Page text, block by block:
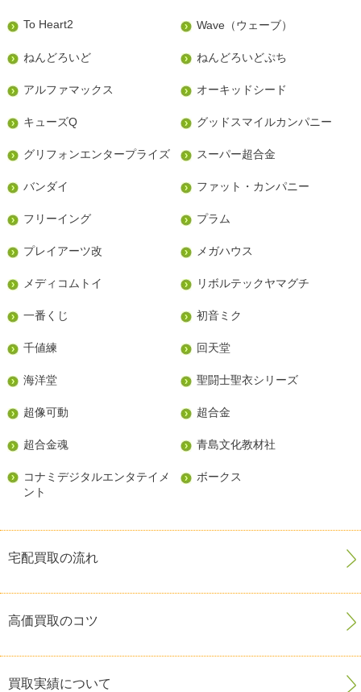
To Heart2 Wave（ウェーブ）
ねんどろいど ねんどろいどぷち
アルファマックス オーキッドシード
キューズQ グッドスマイルカンパニー
グリフォンエンタープライズ スーパー超合金
バンダイ ファット・カンパニー
フリーイング プラム
プレイアーツ改 メガハウス
メディコムトイ リボルテックヤマグチ
一番くじ 初音ミク
千値練 回天堂
海洋堂 聖闘士聖衣シリーズ
超像可動 超合金
超合金魂 青島文化教材社
コナミデジタルエンタテイメ
ント
ボークス
宅配買取の流れ
高価買取のコツ
買取実績について